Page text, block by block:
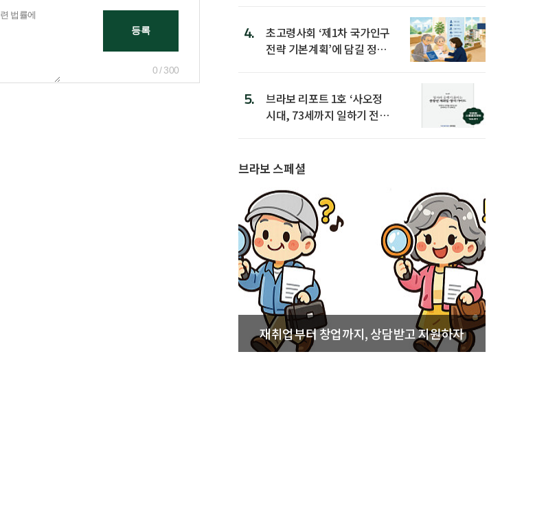
0 / 300
4.
초고령사회 ‘제1차 국가인구
전략 기본계획’에 담길 정책
5.
브라보 리포트 1호 ‘사오정
시대, 73세까지 일하기 전략’
브라보 스페셜
재취업부터 창업까지, 상담받고 지원하자